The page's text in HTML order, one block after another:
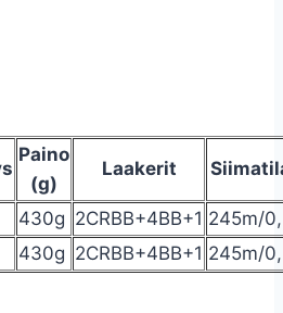
Paino
(g)
Laakerit
430g 2CRBB+4BB+1 245m/
430g 2CRBB+4BB+1 245m/